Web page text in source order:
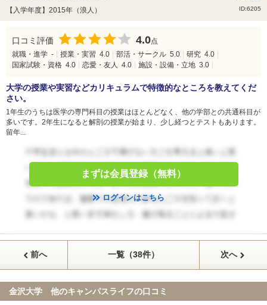
【入学年度】2015年（浪人） ID:6205
口コミ評価 4.0点
就職・進学 - 授業・実習 4.0 部活・サークル 5.0 研究 4.0
国家試験・資格 4.0 恋愛・友人 4.0 施設・設備・立地 3.0
大学の授業や実習などカリキュラムで特徴的なところを教えてくだ
さい。
1年生のうちは医学の専門科目の授業はほとんどなく、他の学部との共通科目が
多いです。2年生になると解剖の授業が始まり、少し経つとテストもあります。
留年...
まずは会員登録（無料）
ログインはこちら
前へ 一覧（38件） 次へ
金沢大学 他のキャンパスライフの口コミ